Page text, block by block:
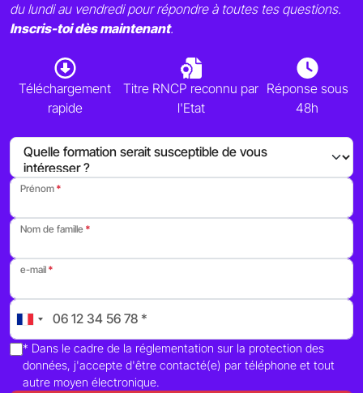
du lundi au vendredi pour répondre à toutes tes questions.
Inscris-toi dès maintenant.
Téléchargement
rapide
Titre RNCP reconnu par
l'Etat
Réponse sous
48h
Prénom
Nom de famille
e-mail
* Dans le cadre de la réglementation sur la protection des
données, j'accepte d'être contacté(e) par téléphone et tout
autre moyen électronique.